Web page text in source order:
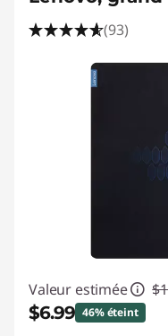
(93)
Valeur estimée
$6.99 46% éteint